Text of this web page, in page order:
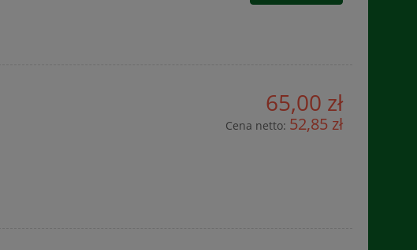
65,00 zł
Cena netto: 52,85 zł